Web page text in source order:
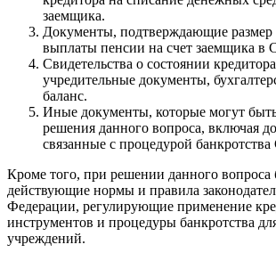
заемщика.
Документы, подтверждающие размер
выплаты пенсии на счет заемщика в
Свидетельства о состоянии
учредительные документы,
баланс.
Иные документы, которые могут
решения данного вопроса, включая
связанные с процедурой банкротства
Кроме того, при решении данного вопроса
действующие нормы и правила
Федерации, регулирующие применение
инструментов и процедуры банкротства
учреждений.